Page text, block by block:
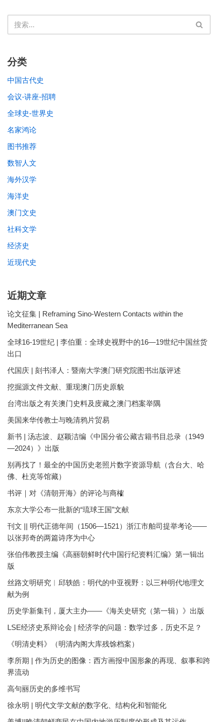
分类
中国古代史
会议-讲座-招聘
全球史-世界史
名家鸿论
图书推荐
数智人文
海外汉学
海洋史
澳门文史
社科文学
经济史
近现代史
近期文章
论文征集 | Reframing Sino-Western Contacts within the
Mediterranean Sea
全球16-19世纪 | 李伯重：全球史视野中的16—19世纪中国丝货
出口
代国庆 | 刻书泽人：暨南大学澳门研究院图书出版评述
挖掘源文件文献、重现澳门历史原貌
台湾出版之有关澳门史料及庋藏之澳门档案举隅
美国来华传教士与晚清鸦片贸易
新书 | 汤志波、赵颖洁编《中国分省公藏古籍书目总录（1949
—2024）》出版
别再找了！最全的中国历史老照片数字资源导航（含台大、哈
佛、杜克等馆藏）
书评｜对《清朝开海》的评论与商榷
东京大学公布一批新的“琉球王国”文献
刊文 || 明代正德年间（1506—1521）浙江市舶司提举考论——
以张邦奇的两篇诗序为中心
张伯伟教授主编《高丽朝鲜时代中国行纪资料汇编》第一辑出
版
丝路文明研究︱邱轶皓：明代的中亚视野：以三种明代地理文
献为例
历史学新集刊，厦大主办——《海关史研究（第一辑）》出版
LSE经济史系辩论会 | 经济学的问题：数学过多，历史不足？
《明清史料》（明清内阁大库残馀档案）
李所期 | 作为历史的图像：西方画报中国形象的再现、叙事和跨
界流动
高句丽历史的多维书写
徐永明 | 明代文学文献的数字化、结构化和智能化